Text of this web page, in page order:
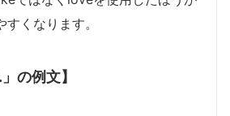
くなります。
の例文】